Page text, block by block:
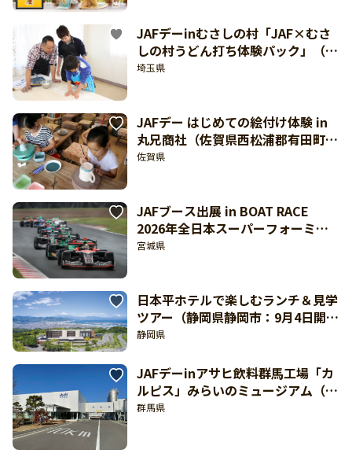
JAFデーinむさしの村「JAF×むさ
しの村うどん打ち体験パック」（埼
玉県加須市：9月5日開催）
埼玉県
JAFデー はじめての絵付け体験 in
丸兄商社（佐賀県西松浦郡有田町：
9月5日開催）
佐賀県
JAFブース出展 in BOAT RACE
2026年全日本スーパーフォーミュ
ラ選手権 第8戦 東北大会 スポーツ
宮城県
日本平ホテルで楽しむランチ＆見学
ツアー（静岡県静岡市：9月4日開
催）【東海北陸 どきどき】
静岡県
JAFデーinアサヒ飲料群馬工場「カ
ルピス」みらいのミュージアム（館
林市：9月27日開催）
群馬県